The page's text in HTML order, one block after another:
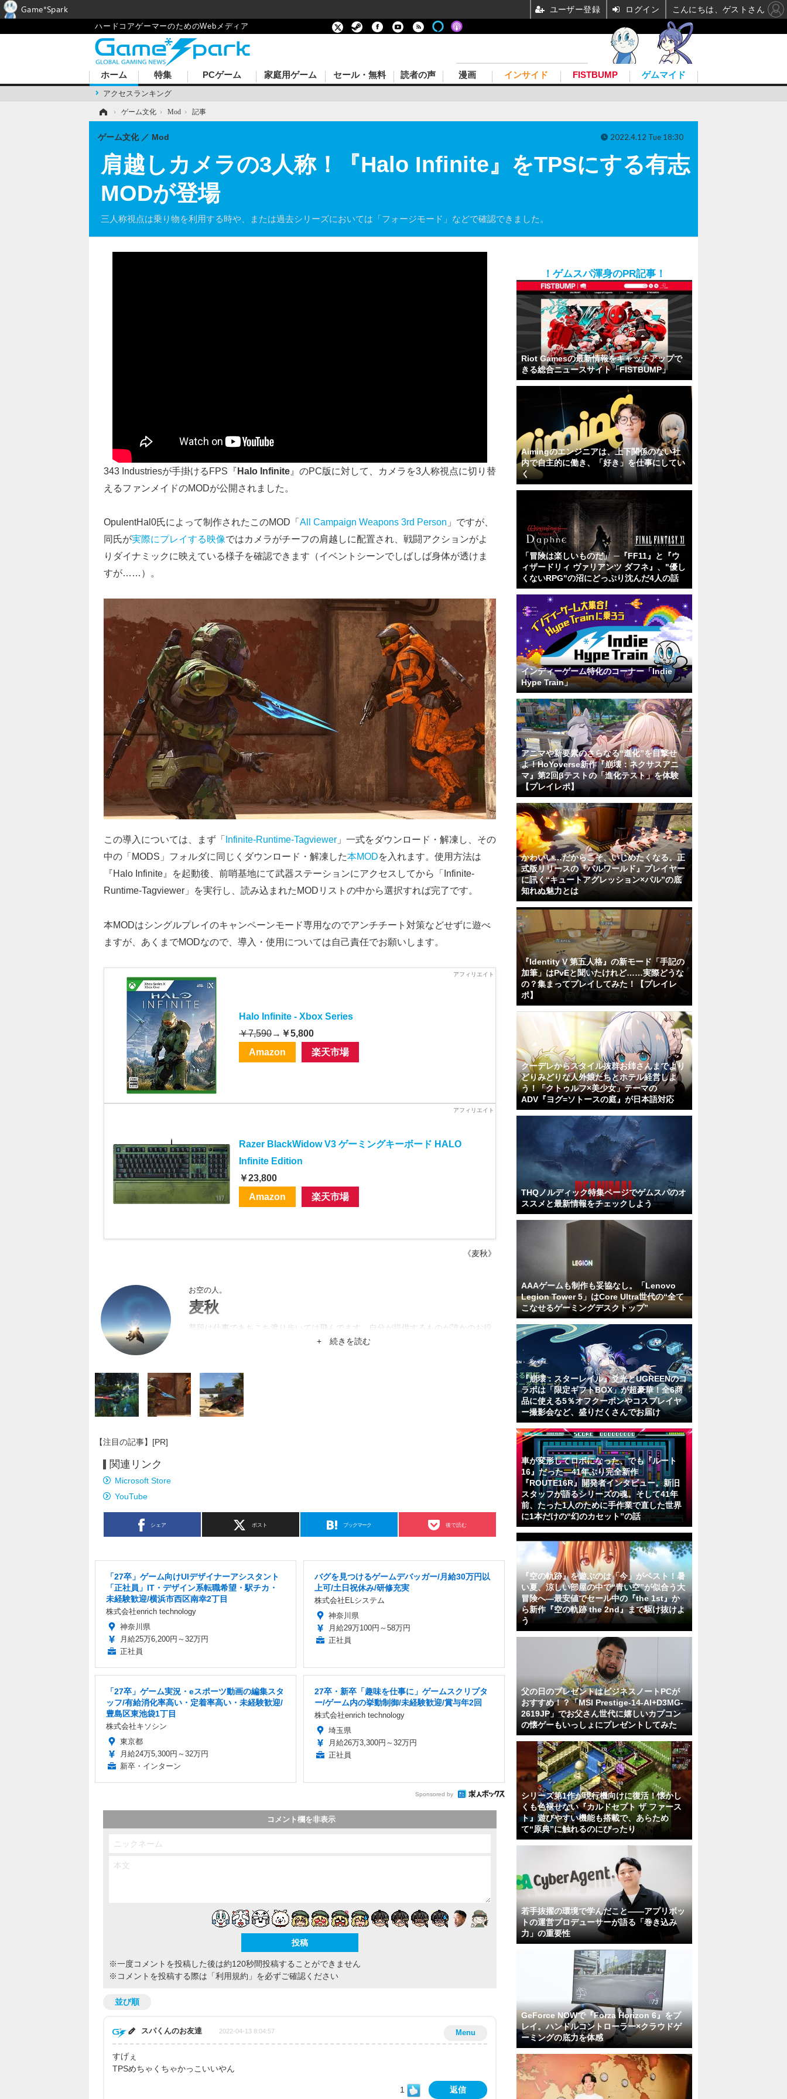
ハードコアゲーマーのためのWebメディア
ホーム
アクセスランキング
特集 PCゲーム 家庭用ゲーム セール・無料 読者の声 漫画 インサイド FISTBUMP ゲムマイド
› ゲーム文化 › Mod › 記事
肩越しカメラの3人称！『Halo Infinite』をTPSにする有志
MODが登場
三人称視点は乗り物を利用する時や、または過去シリーズにおいては「フォージモード」などで確認できました。
ゲーム文化 Mod 2022.4.12 Tue 18:30
343 Industriesが手掛けるFPS『Halo Infinite 』のPC版に対して、カメラを3人称視点に切り替
えるファンメイドのMODが公開されました。
OpulentHal0氏によって制作されたこのMOD「All Campaign Weapons 3rd Person 」ですが、
同氏が実際にプレイする映像ではカメラがチーフの肩越しに配置され、戦闘アクションがよ
りダイナミックに映えている様子を確認できます（イベントシーンでしばしば身体が透けま
すが……）。
この導入については、まず「 Infinite-Runtime-Tagviewer 」一式をダウンロード・解凍し、その
中の「MODS」フォルダに同じくダウンロード・解凍した本MODを入れます。使用方法は
『Halo Infinite』を起動後、前哨基地にて武器ステーションにアクセスしてから「Infinite-
Runtime-Tagviewer」を実行し、読み込まれたMODリストの中から選択すれば完了です。
本MODはシングルプレイのキャンペーンモード専用なのでアンチチート対策などせずに遊べ
ますが、あくまでMODなので、導入・使用については自己責任でお願いします。
Halo Infinite - Xbox Series
￥7,590→ ￥5,800
Amazon
楽天市場
Razer BlackWidow V3 ゲーミングキーボード HALO
Infinite Edition
￥23,800
Amazon
楽天市場
《麦秋》
お空の人。
麦秋
普段は仕事であちこち渡り歩いては飛んでます。自分が提供するものが誰かのお役
に立てれば幸い。皆さんのこくまろなキャラに並べるよう頑張ります。
+ 続きを読む
【注目の記事】[PR]
関連リンク
Microsoft Store
YouTube
シェア ポスト ブックマーク 後で読む
「27卒」ゲーム向けUIデザイナーアシスタント
「正社員」IT・デザイン系転職希望・駅チカ・
未経験歓迎/横浜市西区南幸2丁目
株式会社enrich technology
神奈川県
月給25万6,200円～32万円
正社員
バグを見つけるゲームデバッガー/月給30万円以
上可/土日祝休み/研修充実
株式会社ELシステム
神奈川県
月給29万100円～58万円
正社員
「27卒」ゲーム実況・eスポーツ動画の編集スタ
ッフ/有給消化率高い・定着率高い・未経験歓迎/
豊島区東池袋1丁目
株式会社キソシン
東京都
月給24万5,300円～32万円
新卒・インターン
27卒・新卒「趣味を仕事に」ゲームスクリプタ
ー/ゲーム内の挙動制御/未経験歓迎/賞与年2回
株式会社enrich technology
埼玉県
月給26万3,300円～32万円
正社員
Sponsored by
コメント欄を非表示
※一度コメントを投稿した後は約120秒間投稿することができません
※コメントを投稿する際は 「利用規約」 を必ずご確認ください
並び順
Menu
スパくんのお友達 2022-04-13 8:04:57
すげぇ
TPSめちゃくちゃかっこいいやん
1 返信
！ゲムスパ渾身のPR記事！
Riot Gamesの最新情報をキャッチアップで
きる総合ニュースサイト「FISTBUMP」
Aimingのエンジニアは、上下関係のない社
内で自主的に働き、「好き」を仕事にしてい
く
「冒険は楽しいものだ」 ─『FF11』と『ウ
ィザードリィ ヴァリアンツ ダフネ』、"優し
くないRPG"の沼にどっぷり沈んだ4人の話
インディーゲーム特化のコーナー「Indie
Hype Train」
アニマや新要素のさらなる“進化”を目撃せ
よ！HoYoverse新作『崩壊：ネクサスアニ
マ』第2回βテストの「進化テスト」を体験
【プレイレポ】
かわいい…だからこそ、いじめたくなる。正
式版リリースの『パルワールド』プレイヤー
に訊く“キュートアグレッション×パル”の底
知れぬ魅力とは
『Identity V 第五人格』の新モード「手記の
加筆」はPvEと聞いたけれど……実際どうな
の？集まってプレイしてみた！【プレイレ
ポ】
クーデレからスタイル抜群お姉さんまでより
どりみどりな人外娘たちとホテル経営しよ
う！「クトゥルフ×美少女」テーマの
ADV『ヨグ=ソトースの庭』が日本語対応
THQノルディック特集ページでゲムスパのオ
ススメと最新情報をチェックしよう
AAAゲームも制作も妥協なし。「Lenovo
Legion Tower 5」はCore Ultra世代の“全て
こなせるゲーミングデスクトップ”
『崩壊：スターレイル』爻光とUGREENのコ
ラボは「限定ギフトBOX」が超豪華！全6商
品に使える5％オフクーポンやコスプレイヤ
ー撮影会など、盛りだくさんでお届け
車が変形してロボになった、でも『ルート
16』だった―41年ぶり完全新作
『ROUTE16R』開発者インタビュー。新旧
スタッフが語るシリーズの魂。そして41年
前、たった1人のために手作業で直した世界
に1本だけの“幻のカセット”の話
『空の軌跡』を遊ぶのは「今」がベスト！暑
い夏、涼しい部屋の中で“青い空”が似合う大
冒険へ―最安値でセール中の『the 1st』か
ら新作『空の軌跡 the 2nd』まで駆け抜けよ
う
父の日のプレゼントはビジネスノートPCが
おすすめ！？「MSI Prestige-14-AI+D3MG-
2619JP」でお父さん世代に嬉しいカプコン
の懐ゲーもいっしょにプレゼントしてみた
シリーズ第1作が現行機向けに復活！懐かし
くも色褪せない『カルドセプト ザ ファース
ト』遊びやすい機能も搭載で、あらため
て“原典”に触れるのにぴったり
若手抜擢の環境で学んだこと――アプリボッ
トの運営プロデューサーが語る「巻き込み
力」の重要性
GeForce NOWで『Forza Horizon 6』をプ
レイ。ハンドルコントローラー×クラウドゲ
ーミングの底力を体感
Game*Spark ユーザー登録 ログイン こんにちは、ゲストさん